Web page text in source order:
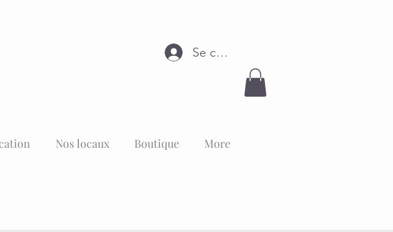
Se connecter
Nos locaux Boutique More